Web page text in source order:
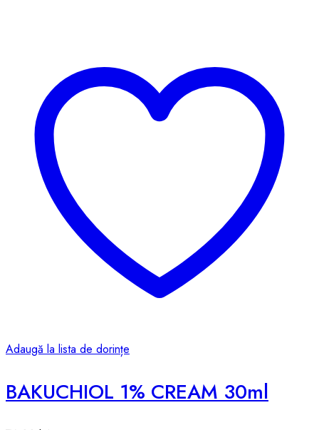
Adaugă la lista de dorințe
BAKUCHIOL 1% CREAM 30ml